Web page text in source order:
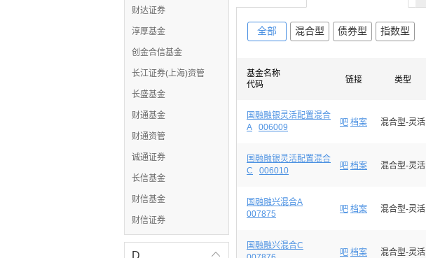
财达证券
淳厚基金
创金合信基金
长江证券(上海)资管
长盛基金
财通基金
财通资管
诚通证券
长信基金
财信基金
财信证券

D
全部 混合型 债券型 指数型
基金名称
代码
链接 类型
国融融银灵活配置混合
A
006009 吧 档案 混合型-灵活
国融融银灵活配置混合
C
006010 吧 档案 混合型-灵活
国融融兴混合A
007875
吧 档案 混合型-灵活
国融融兴混合C
吧 档案 混合型-灵活